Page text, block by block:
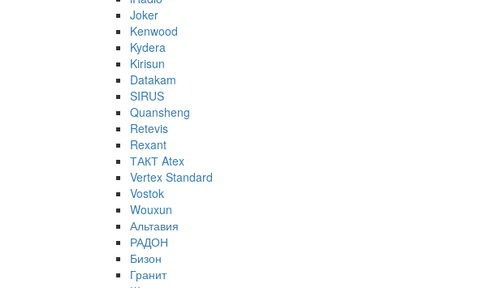
Joker
Kenwood
Kydera
Kirisun
Datakam
SIRUS
Quansheng
Retevis
Rexant
ТАКТ Atex
Vertex Standard
Vostok
Wouxun
Альтавия
РАДОН
Бизон
Гранит